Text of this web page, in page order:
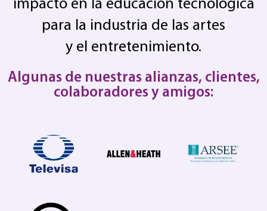
impacto en la educación tecnológica
para la industria de las artes
y el entretenimiento.
Algunas de nuestras alianzas, clientes,
colaboradores y amigos: